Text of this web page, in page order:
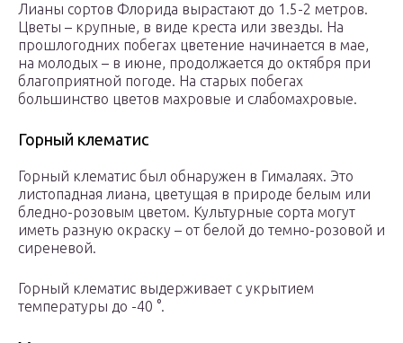
Лианы сортов Флорида вырастают до 1.5-2 метров.
Цветы – крупные, в виде креста или звезды. На
прошлогодних побегах цветение начинается в мае,
на молодых – в июне, продолжается до октября при
благоприятной погоде. На старых побегах
большинство цветов махровые и слабомахровые.
Горный клематис
Горный клематис был обнаружен в Гималаях. Это
листопадная лиана, цветущая в природе белым или
бледно-розовым цветом. Культурные сорта могут
иметь разную окраску – от белой до темно-розовой и
сиреневой.
Горный клематис выдерживает с укрытием
температуры до -40 °.